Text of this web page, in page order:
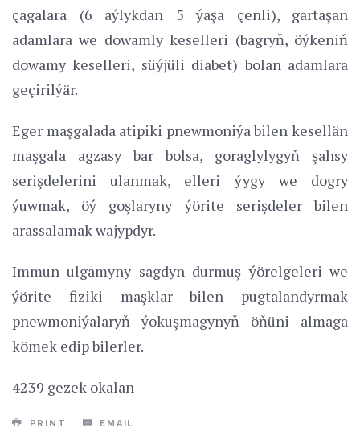
çagalara (6 aýlykdan 5 ýaşa çenli), gartaşan
adamlara we dowamly keselleri (bagryň, öýkeniň
dowamy keselleri, süýjüli diabet) bolan adamlara
geçirilýär.
Eger maşgalada atipiki pnewmoniýa bilen kesellän
maşgala agzasy bar bolsa, goraglylygyň şahsy
serişdelerini ulanmak, elleri ýygy we dogry
ýuwmak, öý goşlaryny ýörite serişdeler bilen
arassalamak wajypdyr.
Immun ulgamyny sagdyn durmuş ýörelgeleri we
ýörite fiziki maşklar bilen pugtalandyrmak
pnewmoniýalaryň ýokuşmagynyň öňüni almaga
kömek edip bilerler.
4239 gezek okalan
PRINT EMAIL